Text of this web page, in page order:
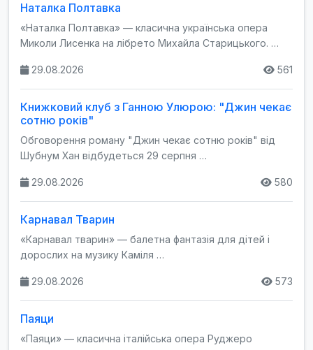
Наталка Полтавка
«Наталка Полтавка» — класична українська опера
Миколи Лисенка на лібрето Михайла Старицького. …
29.08.2026 561
Книжковий клуб з Ганною Улюрою: "Джин чекає
сотню років"
Обговорення роману "Джин чекає сотню років" від
Шубнум Хан відбудеться 29 серпня …
29.08.2026 580
Карнавал Тварин
«Карнавал тварин» — балетна фантазія для дітей і
дорослих на музику Каміля …
29.08.2026 573
Паяци
«Паяци» — класична італійська опера Руджеро